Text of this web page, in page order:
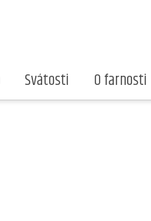
Svátosti O farnosti